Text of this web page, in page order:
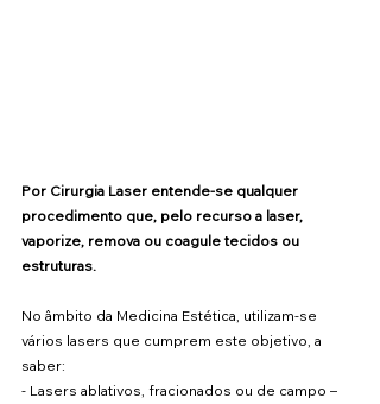
Por Cirurgia Laser entende-se qualquer
procedimento que, pelo recurso a laser,
vaporize, remova ou coagule tecidos ou
estruturas.
No âmbito da Medicina Estética, utilizam-se
vários lasers que cumprem este objetivo, a
saber:
- Lasers ablativos, fracionados ou de campo –